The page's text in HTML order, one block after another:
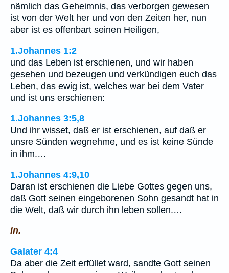
nämlich das Geheimnis, das verborgen gewesen
ist von der Welt her und von den Zeiten her, nun
aber ist es offenbart seinen Heiligen,
1.Johannes 1:2
und das Leben ist erschienen, und wir haben
gesehen und bezeugen und verkündigen euch das
Leben, das ewig ist, welches war bei dem Vater
und ist uns erschienen:
1.Johannes 3:5,8
Und ihr wisset, daß er ist erschienen, auf daß er
unsre Sünden wegnehme, und es ist keine Sünde
in ihm.…
1.Johannes 4:9,10
Daran ist erschienen die Liebe Gottes gegen uns,
daß Gott seinen eingeborenen Sohn gesandt hat in
die Welt, daß wir durch ihn leben sollen.…
in.
Galater 4:4
Da aber die Zeit erfüllet ward, sandte Gott seinen